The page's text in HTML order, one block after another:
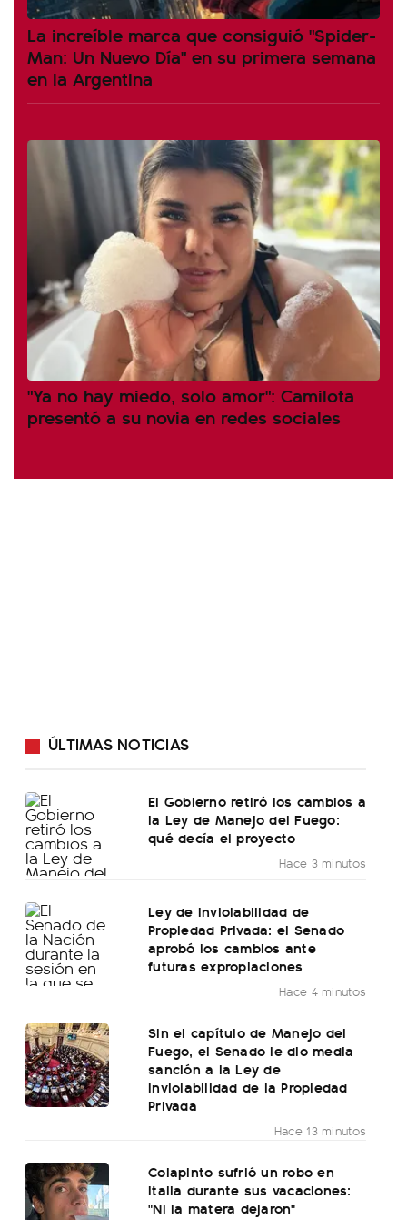
La increíble marca que consiguió "Spider-
Man: Un Nuevo Día" en su primera semana
en la Argentina
"Ya no hay miedo, solo amor": Camilota
presentó a su novia en redes sociales
ÚLTIMAS NOTICIAS
El Gobierno retiró los cambios a
la Ley de Manejo del Fuego:
qué decía el proyecto
Hace 3 minutos
Ley de Inviolabilidad de
Propiedad Privada: el Senado
aprobó los cambios ante
futuras expropiaciones
Hace 4 minutos
Sin el capítulo de Manejo del
Fuego, el Senado le dio media
sanción a la Ley de
Inviolabilidad de la Propiedad
Privada
Hace 13 minutos
Colapinto sufrió un robo en
Italia durante sus vacaciones:
"Ni la matera dejaron"